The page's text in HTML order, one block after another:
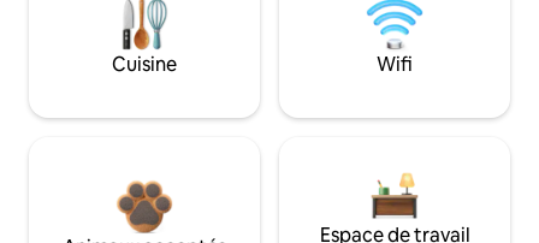
Cuisine Wifi
Espace de travail